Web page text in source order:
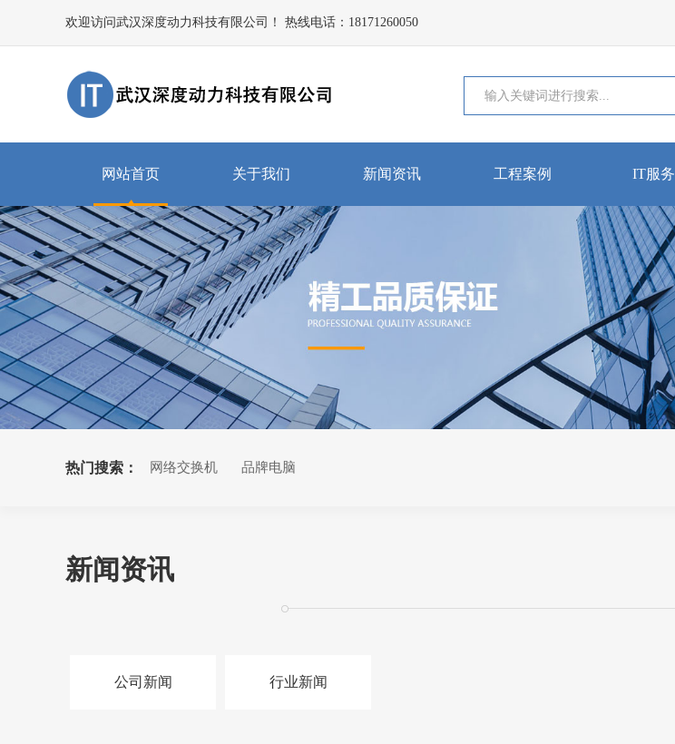
欢迎访问武汉深度动力科技有限公司！ 热线电话：18171260050
网站首页 关于我们 新闻资讯 工程案例 IT服务
热门搜索： 网络交换机 品牌电脑
新闻资讯
公司新闻 行业新闻